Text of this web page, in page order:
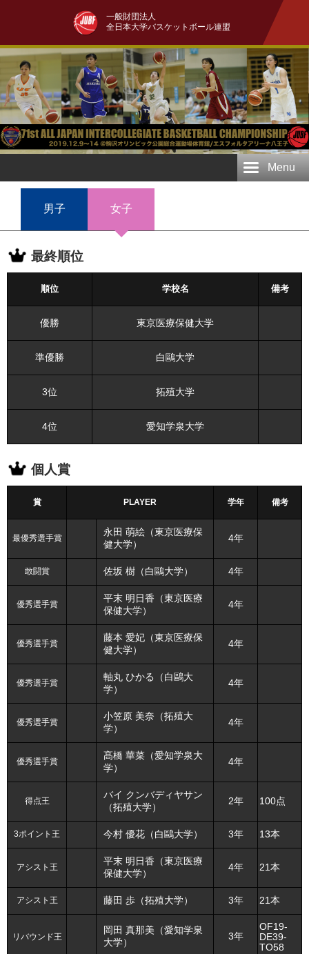
一般財団法人
全日本大学バスケットボール連盟
Menu
男子 女子
最終順位
順位 学校名 備考
優勝 東京医療保健大学
準優勝 白鷗大学
3位 拓殖大学
4位 愛知学泉大学
個人賞
賞 PLAYER 学年 備考
最優秀選手賞
永田 萌絵（東京医療保
健大学）
4年
敢闘賞 佐坂 樹（白鷗大学） 4年
優秀選手賞
平末 明日香（東京医療
保健大学）
4年
優秀選手賞
藤本 愛妃（東京医療保
健大学）
4年
優秀選手賞
軸丸 ひかる（白鷗大
学）
4年
優秀選手賞
小笠原 美奈（拓殖大
学）
4年
優秀選手賞
髙橋 華菜（愛知学泉大
学）
4年
得点王
バイ クンバディヤサン
（拓殖大学）
2年 100点
3ポイント王 今村 優花（白鷗大学） 3年 13本
アシスト王
平末 明日香（東京医療
保健大学）
4年 21本
アシスト王 藤田 歩（拓殖大学） 3年 21本
リバウンド王
岡田 真那美（愛知学泉
大学）
3年
OF19-
DE39-
TO58